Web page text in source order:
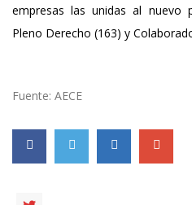
empresas las unidas al nuevo
Pleno Derecho (163) y
Fuente: AECE